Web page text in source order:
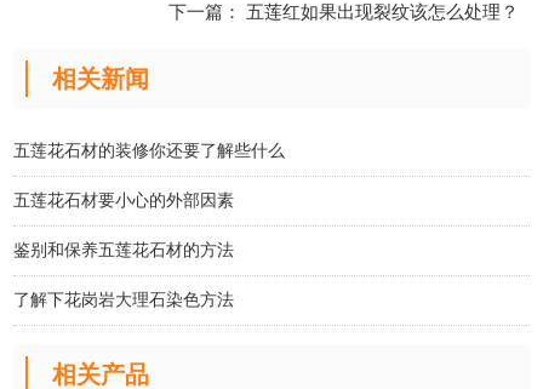
下一篇： 五莲红如果出现裂纹该怎么处理？
相关新闻
五莲花石材的装修你还要了解些什么
五莲花石材要小心的外部因素
鉴别和保养五莲花石材的方法
了解下花岗岩大理石染色方法
相关产品